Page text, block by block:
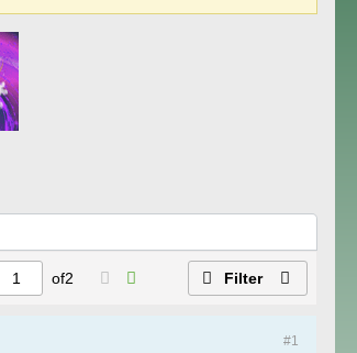
of2 Filter
#1